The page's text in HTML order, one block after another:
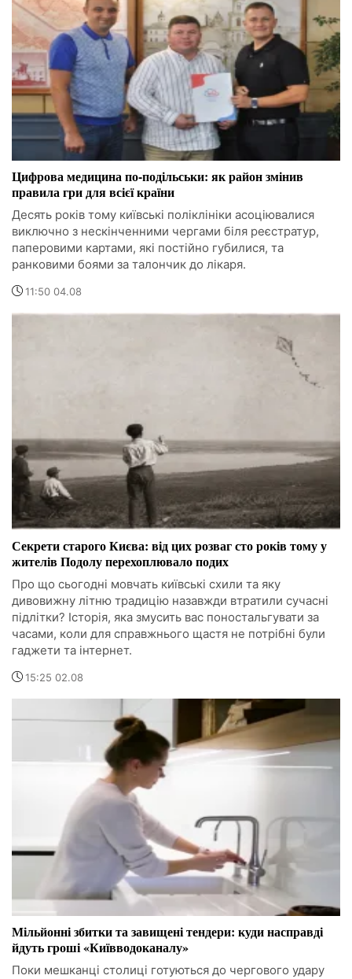
Цифрова медицина по-подільськи: як район змінив
правила гри для всієї країни
Десять років тому київські поліклініки асоціювалися
виключно з нескінченними чергами біля реєстратур,
паперовими картами, які постійно губилися, та
ранковими боями за талончик до лікаря.
11:50 04.08
Секрети старого Києва: від цих розваг сто років тому у
жителів Подолу перехоплювало подих
Про що сьогодні мовчать київські схили та яку
дивовижну літню традицію назавжди втратили сучасні
підлітки? Історія, яка змусить вас поностальгувати за
часами, коли для справжнього щастя не потрібні були
гаджети та інтернет.
15:25 02.08
Мільйонні збитки та завищені тендери: куди насправді
йдуть гроші «Київводоканалу»
Поки мешканці столиці готуються до чергового удару